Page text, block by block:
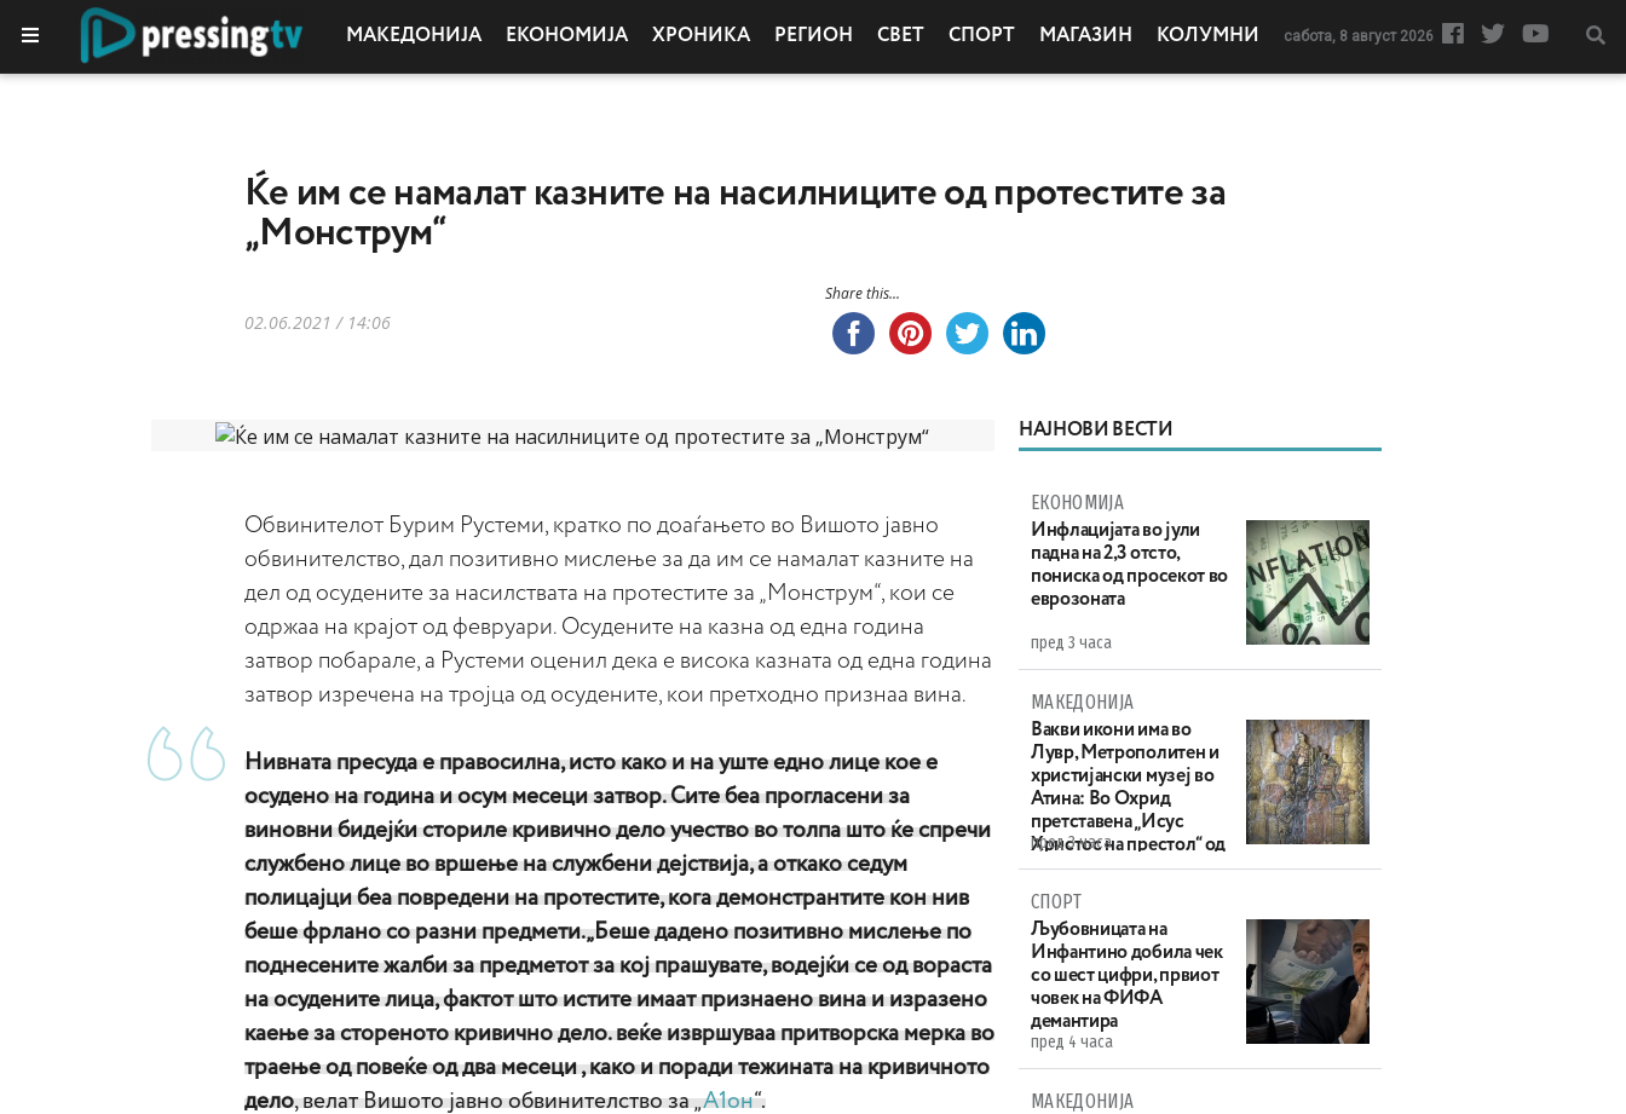
МАКЕДОНИЈА ЕКОНОМИЈА ХРОНИКА РЕГИОН СВЕТ СПОРТ МАГАЗИН КОЛУМНИ сабота, 8 август 2026
Ќе им се намалат казните на насилниците од протестите за
„Монструм“
02.06.2021 / 14:06
Share this...
Обвинителот Бурим Рустеми, кратко по доаѓањето во Вишото јавно
обвинителство, дал позитивно мислење за да им се намалат казните на
дел од осудените за насилствата на протестите за „Монструм“, кои се
одржаа на крајот од февруари. Осудените на казна од една година
затвор побарале, а Рустеми оценил дека е висока казната од една година
затвор изречена на тројца од осудените, кои претходно признаа вина.
Нивната пресуда е правосилна, исто како и на уште едно лице кое е
осудено на година и осум месеци затвор. Сите беа прогласени за
виновни бидејќи сториле кривично дело учество во толпа што ќе спречи
службено лице во вршење на службени дејствија, а откако седум
полицајци беа повредени на протестите, кога демонстрантите кон нив
беше фрлано со разни предмети.„Беше дадено позитивно мислење по
поднесените жалби за предметот за кој прашувате, водејќи се од вораста
на осудените лица, фактот што истите имаат признаено вина и изразено
каење за стореното кривично дело. веќе извршуваа притворска мерка во
траење од повеќе од два месеци , како и поради тежината на кривичното
дело, велат Вишото јавно обвинителство за „А1он“.
НАЈНОВИ ВЕСТИ
ЕКОНОМИЈА
Инфлацијата во јули
падна на 2,3 отсто,
пониска од просекот во
еврозоната
пред 3 часа
МАКЕДОНИЈА
Вакви икони има во
Лувр, Метрополитен и
христијански музеј во
Атина: Во Охрид
претставена „Исус
Христос на престол“ од
XIV век
пред 3 часа
СПОРТ
Љубовницата на
Инфантино добила чек
со шест цифри, првиот
човек на ФИФА
демантира
пред 4 часа
МАКЕДОНИЈА